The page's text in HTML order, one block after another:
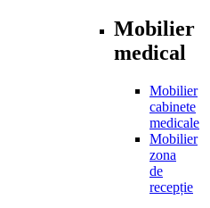
Mobilier
medical
Mobilier
cabinete
medicale
Mobilier
zona
de
recepție